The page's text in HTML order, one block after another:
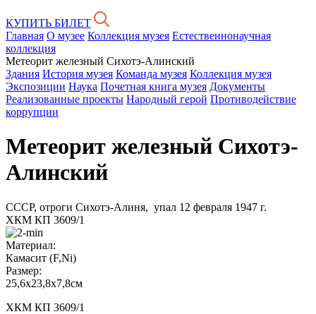
КУПИТЬ БИЛЕТ
Главная О музее Коллекция музея Естественнонаучная
коллекция
Метеорит железный Сихотэ-Алинский
Здания История музея Команда музея Коллекция музея
Экспозиции Наука Почетная книга музея Документы
Реализованные проекты Народный герой Противодействие
коррупции
Метеорит железный Сихотэ-
Алинский
СССР, отроги Сихотэ-Алиня, упал 12 февраля 1947 г.
ХКМ КП 3609/1
Материал:
Камасит (F,Ni)
Размер:
25,6х23,8х7,8см
ХКМ КП 3609/1